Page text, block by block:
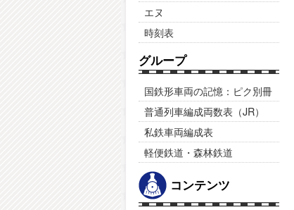
エヌ
時刻表
グループ
国鉄形車両の記憶：ピク別冊
普通列車編成両数表（JR）
私鉄車両編成表
軽便鉄道・森林鉄道
コンテンツ